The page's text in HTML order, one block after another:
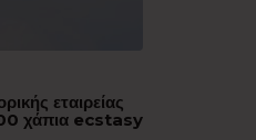
εταιρείας
χάπια ecstasy